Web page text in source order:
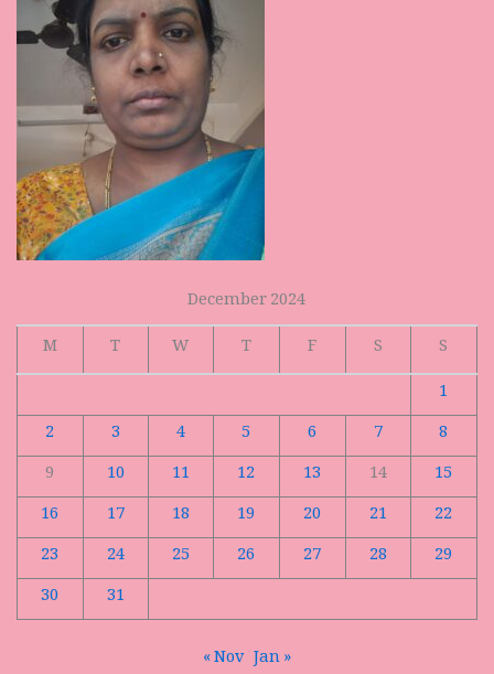
December 2024
M
T W T F S
S
1
2
3 4 5 6 7
8
9
10 11 12 13 14
15
16
17 18 19 20 21
22
23
24 25 26 27 28
29
30
31
« Nov Jan »